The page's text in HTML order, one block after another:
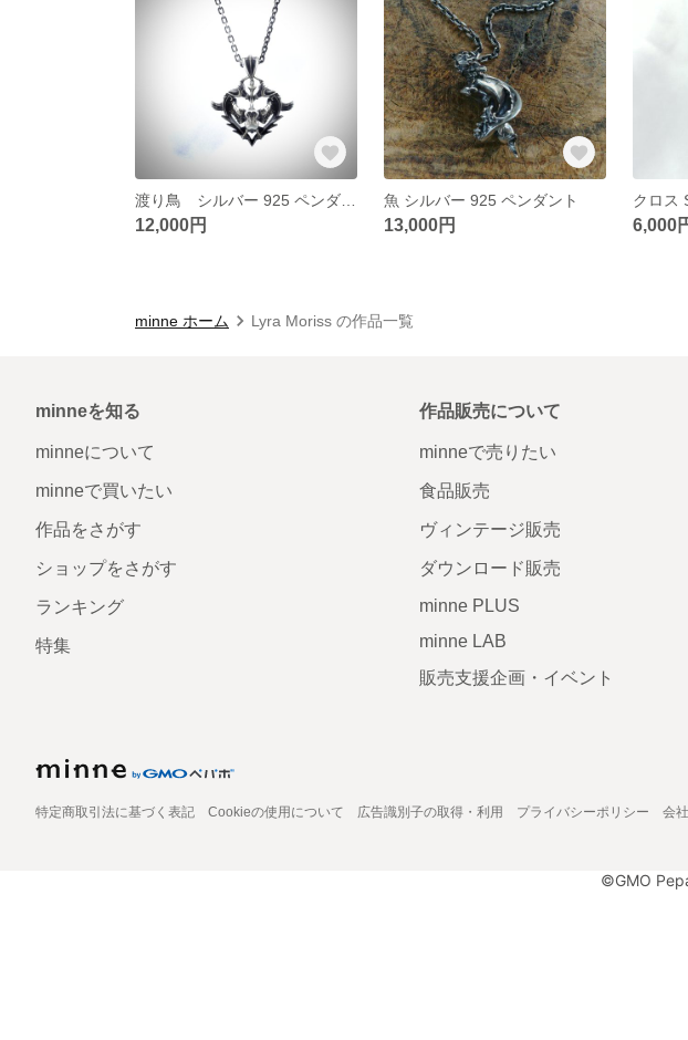
12,000円
魚 シルバー 925 ペンダント
13,000円
クロス
6,000
minne ホーム Lyra Moriss の作品一覧
minneを知る
minneについて
minneで買いたい
作品をさがす
ショップをさがす
ランキング
特集
作品販売について
minneで売りたい
食品販売
ヴィンテージ販売
ダウンロード販売
minne PLUS
minne LAB
販売支援企画・イベント
特定商取引法に基づく表記 Cookieの使用について 広告識別子の取得・利用 プライバシーポリシー 会
©GMO